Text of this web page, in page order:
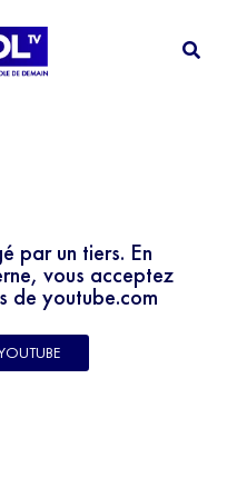
par un tiers. En
vous acceptez
de youtube.com